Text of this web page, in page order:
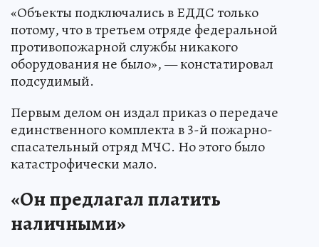
«Объекты подключались в ЕДДС только
потому, что в третьем отряде федеральной
противопожарной службы никакого
оборудования не было», — констатировал
подсудимый.
Первым делом он издал приказ о передаче
единственного комплекта в 3-й пожарно-
спасательный отряд МЧС. Но этого было
катастрофически мало.
«Он предлагал платить
наличными»